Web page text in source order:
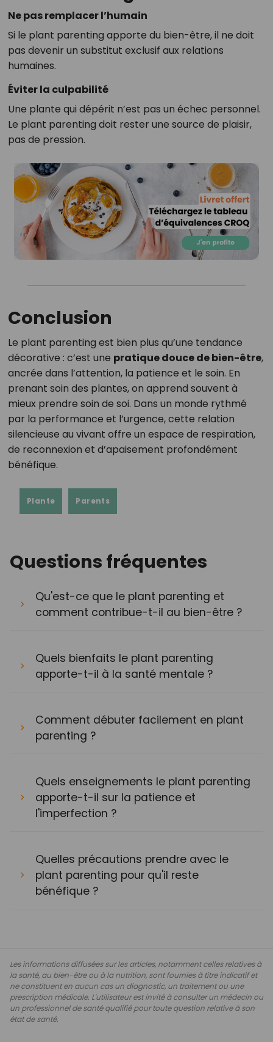
Ne pas remplacer l’humain
Si le plant parenting apporte du bien-être, il ne doit
pas devenir un substitut exclusif aux relations
humaines.
Éviter la culpabilité
Une plante qui dépérit n’est pas un échec personnel.
Le plant parenting doit rester une source de plaisir,
pas de pression.
Conclusion
Le plant parenting est bien plus qu’une tendance
décorative : c’est une pratique douce de bien-être,
ancrée dans l’attention, la patience et le soin. En
prenant soin des plantes, on apprend souvent à
mieux prendre soin de soi. Dans un monde rythmé
par la performance et l’urgence, cette relation
silencieuse au vivant offre un espace de respiration,
de reconnexion et d’apaisement profondément
bénéfique.
Plante Parents
Questions fréquentes
Qu'est-ce que le plant parenting et
comment contribue-t-il au bien-être ?
Quels bienfaits le plant parenting
apporte-t-il à la santé mentale ?
Comment débuter facilement en plant
parenting ?
Quels enseignements le plant parenting
apporte-t-il sur la patience et
l'imperfection ?
Quelles précautions prendre avec le
plant parenting pour qu'il reste
bénéfique ?
Les informations diffusées sur les articles, notamment celles relatives à
la santé, au bien-être ou à la nutrition, sont fournies à titre indicatif et
ne constituent en aucun cas un diagnostic, un traitement ou une
prescription médicale. L'utilisateur est invité à consulter un médecin ou
un professionnel de santé qualifié pour toute question relative à son
état de santé.